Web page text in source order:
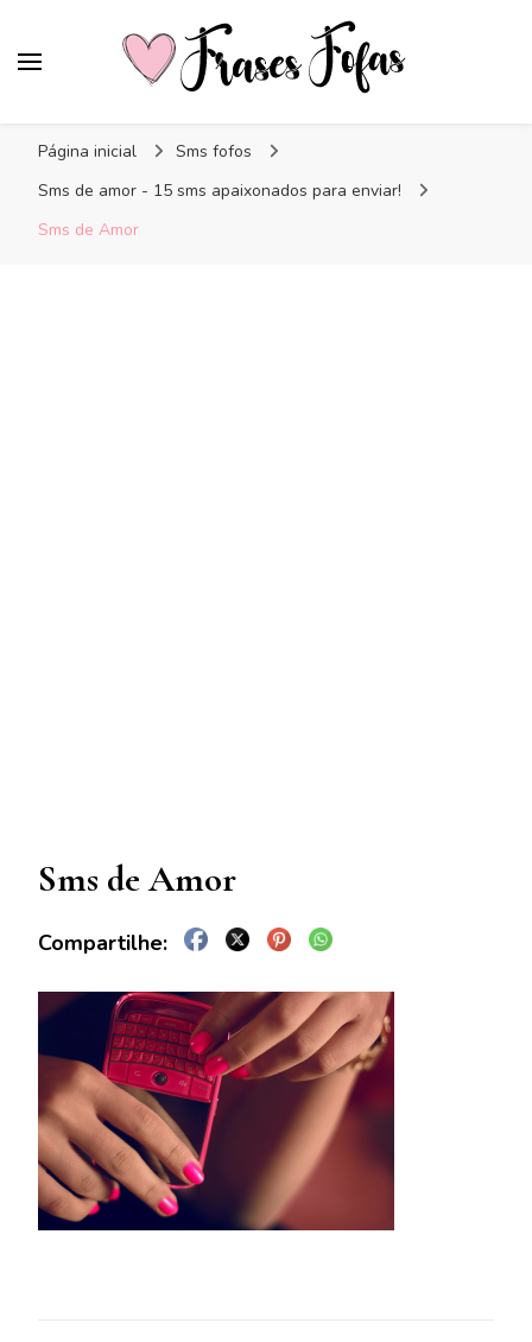
Página inicial
Sms fofos
Sms de amor - 15 sms apaixonados para enviar!
Sms de Amor
Sms de Amor